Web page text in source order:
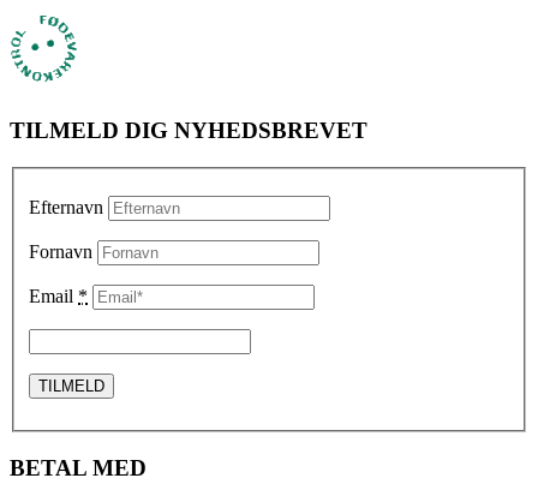
TILMELD DIG NYHEDSBREVET
Efternavn
Fornavn
Email *
BETAL MED